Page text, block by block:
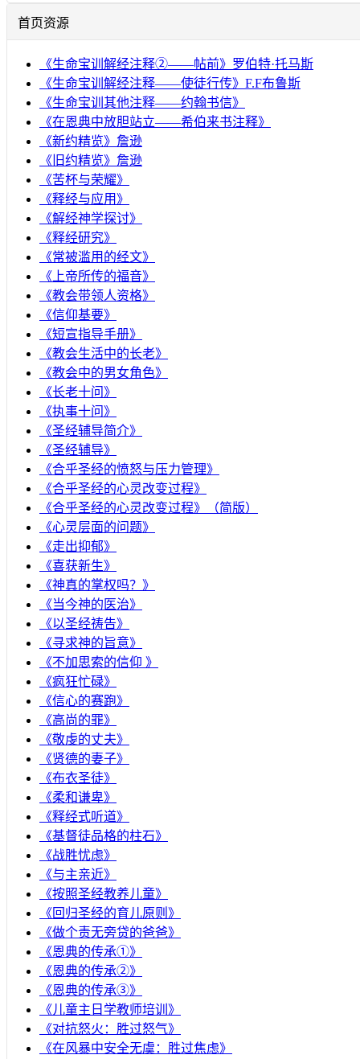
首页资源
《生命宝训解经注释②——帖前》罗伯特·托马斯
《生命宝训解经注释——使徒行传》F.F布鲁斯
《生命宝训其他注释——约翰书信》
《在恩典中放胆站立——希伯来书注释》
《新约精览》詹逊
《旧约精览》詹逊
《苦杯与荣耀》
《释经与应用》
《解经神学探讨》
《释经研究》
《常被滥用的经文》
《上帝所传的福音》
《教会带领人资格》
《信仰基要》
《短宣指导手册》
《教会生活中的长老》
《教会中的男女角色》
《长老十问》
《执事十问》
《圣经辅导简介》
《圣经辅导》
​《合乎圣经的愤怒与压力管理》
《合乎圣经的心灵改变过程》
《合乎圣经的心灵改变过程》（简版）
《心灵层面的问题》
《走出抑郁》
《喜获新生》
《神真的掌权吗？》
《当今神的医治》
《以圣经祷告》
《寻求神的旨意》
《不加思索的信仰 》
《疯狂忙碌》
《信心的赛跑》
《高尚的罪》
《敬虔的丈夫》
《贤德的妻子》
《布衣圣徒》
《柔和谦卑》
《释经式听道》
《基督徒品格的柱石》
《战胜忧虑》
《与主亲近》
《按照圣经教养儿童》
《回归圣经的育儿原则》
《做个责无旁贷的爸爸》
《恩典的传承①》
《恩典的传承②》
《恩典的传承③》
《儿童主日学教师培训》
《对抗怒火：胜过怒气》
《在风暴中安全无虞：胜过焦虑》